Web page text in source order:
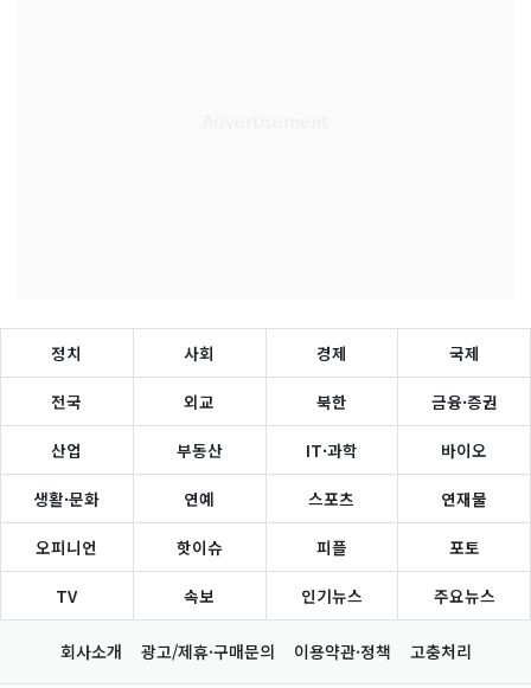
정치 사회 경제 국제
전국 외교 북한 금융·증권
산업 부동산 IT·과학 바이오
생활·문화 연예 스포츠 연재물
오피니언 핫이슈 피플 포토
TV 속보 인기뉴스 주요뉴스
회사소개 광고/제휴·구매문의 이용약관·정책 고충처리